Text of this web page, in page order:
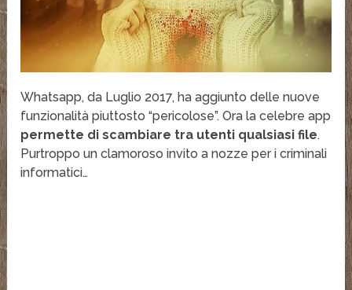
Whatsapp, da Luglio 2017, ha aggiunto delle nuove
funzionalità piuttosto “pericolose”. Ora la celebre app
permette di scambiare tra utenti qualsiasi file.
Purtroppo un clamoroso invito a nozze per i criminali
informatici…